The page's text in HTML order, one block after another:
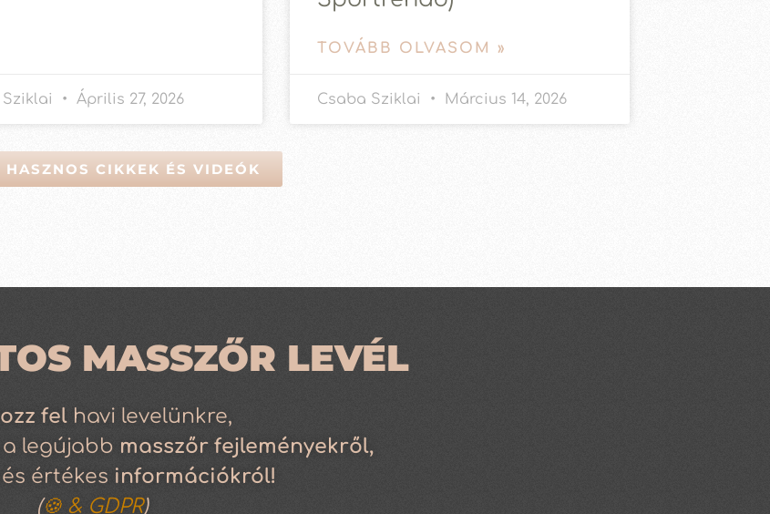
Április 27, 2026
TOVÁBB OLVASOM »
Csaba Sziklai Március 14, 2026
HASZNOS CIKKEK ÉS VIDEÓK
MASSZŐR LEVÉL
fel havi levelünkre,
legújabb masszőr fejleményekről,
értékes információkról!
(🍪 & GDPR)